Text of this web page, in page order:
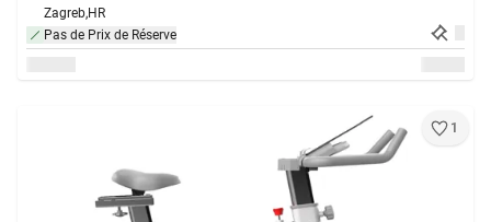
Zagreb,HR
Pas de Prix de Réserve
1